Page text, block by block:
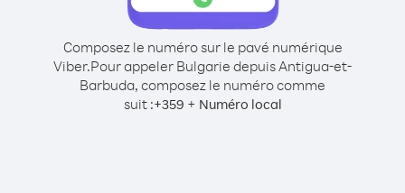
Composez le numéro sur le pavé numérique
Viber.Pour appeler Bulgarie depuis Antigua-et-
Barbuda, composez le numéro comme
suit :+359 + Numéro local